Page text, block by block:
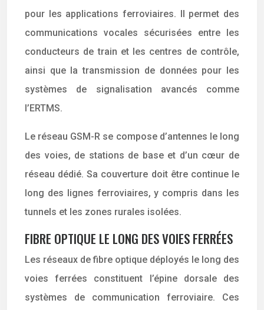
pour les applications ferroviaires. Il permet des
communications vocales sécurisées entre les
conducteurs de train et les centres de contrôle,
ainsi que la transmission de données pour les
systèmes de signalisation avancés comme
l’ERTMS.
Le réseau GSM-R se compose d’antennes le long
des voies, de stations de base et d’un cœur de
réseau dédié. Sa couverture doit être continue le
long des lignes ferroviaires, y compris dans les
tunnels et les zones rurales isolées.
FIBRE OPTIQUE LE LONG DES VOIES FERRÉES
Les réseaux de fibre optique déployés le long des
voies ferrées constituent l’épine dorsale des
systèmes de communication ferroviaire. Ces